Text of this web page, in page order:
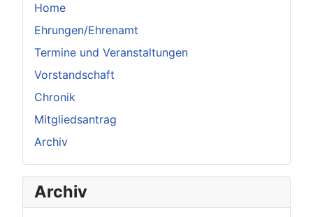
Home
Ehrungen/Ehrenamt
Termine und Veranstaltungen
Vorstandschaft
Chronik
Mitgliedsantrag
Archiv
Archiv